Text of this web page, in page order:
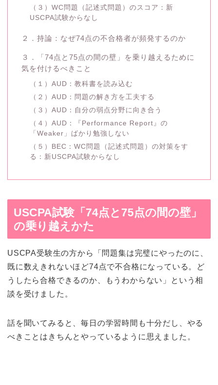
（３）WC問題（記述式問題）のスコア：新
USCPA試験からなし
２．持論：なぜ74点の不合格者が頻発するのか
３．「74点と75点の間の壁」を乗り越えるために
気を付けるべきこと
（１）AUD：教科書を読み込む
（２）AUD：問題の解き方を工夫する
（３）AUD：自分の弱点分野に向き合う
（４）AUD：『Performance Report』の
「Weaker」ばかり勉強しない
（５）BEC：WC問題（記述式問題）の対策をす
る：新USCPA試験からなし
USCPA試験「74点と75点の間の壁」
の乗り越えかた
USCPA受験生の方から「問題集は完璧にやったのに、
既に数えきれないほど74点で不合格になっている。ど
うしたら合格できるのか、もうわからない」という相
談を受けました。
話を聞いてみると、毎日の学習時間も十分だし、やる
べきことはきちんとやっているように思えました。